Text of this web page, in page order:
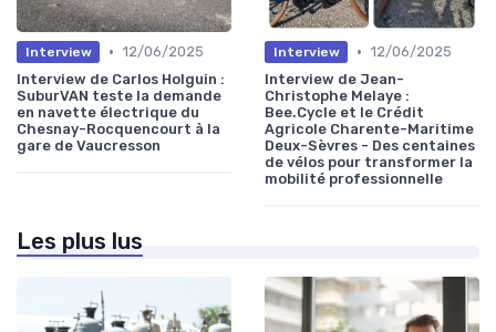
Interview • 12/06/2025
Interview de Carlos Holguin :
SuburVAN teste la demande
en navette électrique du
Chesnay-Rocquencourt à la
gare de Vaucresson
Interview • 12/06/2025
Interview de Jean-
Christophe Melaye :
Bee.Cycle et le Crédit
Agricole Charente-Maritime
Deux-Sèvres - Des centaines
de vélos pour transformer la
mobilité professionnelle
Les plus lus